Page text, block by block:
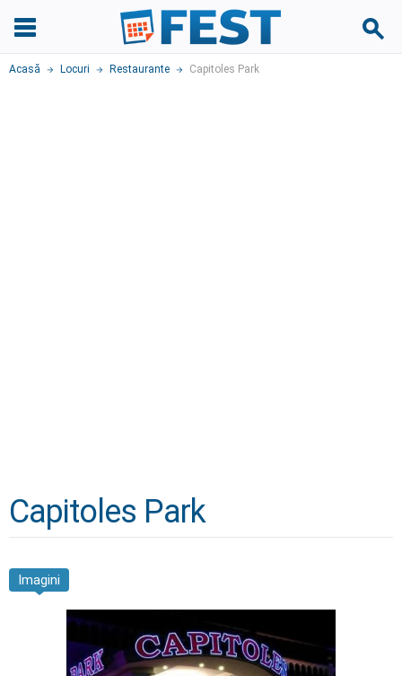
Acasă Locuri Restaurante Capitoles Park
Capitoles Park
Imagini